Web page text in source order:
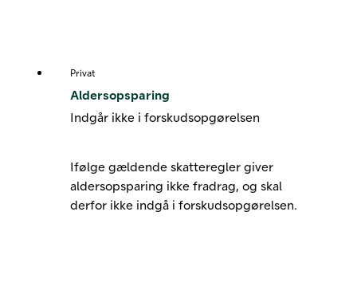
Aldersopsparing
Privat
Indgår ikke i forskudsopgørelsen
Ifølge gældende skatteregler giver
aldersopsparing ikke fradrag, og skal
derfor ikke indgå i forskudsopgørelsen.